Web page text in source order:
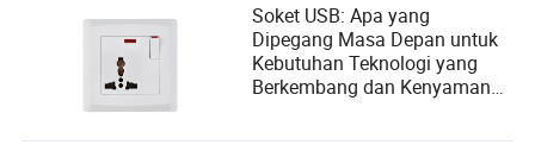
Soket USB: Apa yang
Dipegang Masa Depan untuk
Kebutuhan Teknologi yang
Berkembang dan Kenyamanan